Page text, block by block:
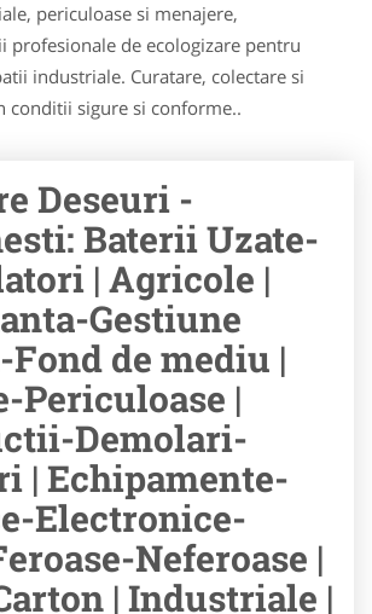
periculoase si menajere,
profesionale de ecologizare pentru
industriale. Curatare, colectare si
conditii sigure si conforme..
Deseuri -
Baterii Uzate-
| Agricole |
Gestiune
de mediu |
Periculoase |
Demolari-
| Echipamente-
Electronice-
Neferoase |
| Industriale |